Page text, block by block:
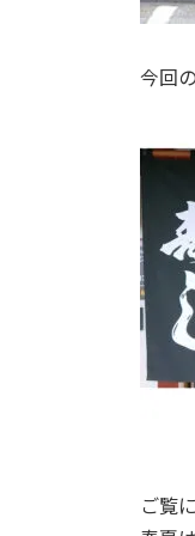
今回
ご覧